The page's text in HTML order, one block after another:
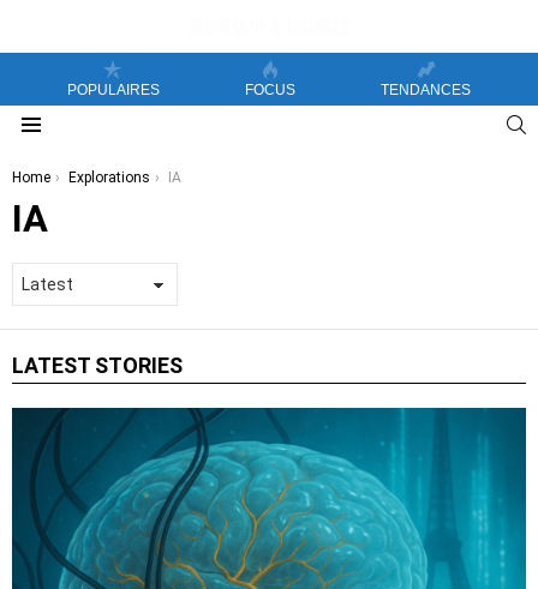
POPULAIRES FOCUS TENDANCES
You are here:
Home Explorations IA
IA
LATEST STORIES